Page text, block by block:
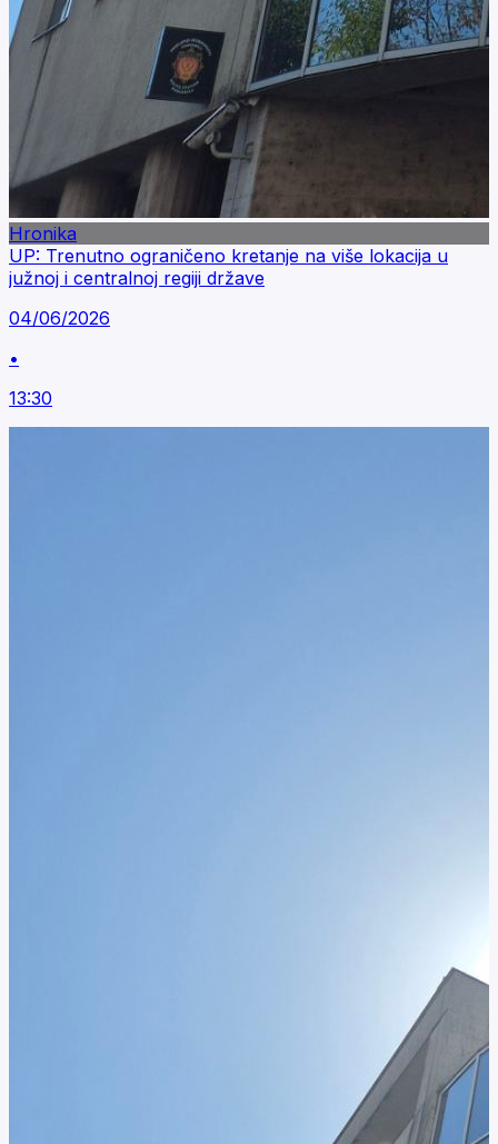
Hronika
UP: Trenutno ograničeno kretanje na više lokacija u
južnoj i centralnoj regiji države
04/06/2026
•
13:30